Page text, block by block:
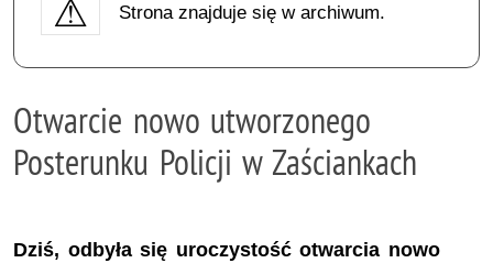
Strona znajduje się w archiwum.
Otwarcie nowo utworzonego
Posterunku Policji w Zaściankach
Dziś, odbyła się uroczystość otwarcia nowo